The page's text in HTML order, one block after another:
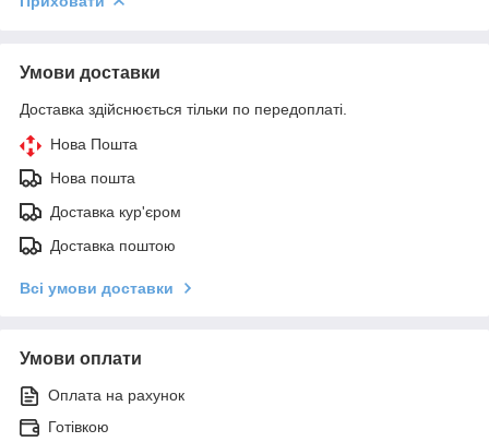
Умови доставки
Доставка здійснюється тільки по передоплаті.
Нова Пошта
Нова пошта
Доставка кур'єром
Доставка поштою
Всі умови доставки
Умови оплати
Оплата на рахунок
Готівкою